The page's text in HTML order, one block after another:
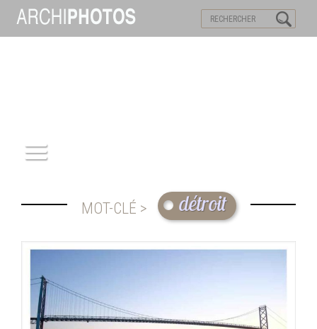
PATRIMOINE
REPORTAGE
INFOS
MOT-CLÉ > détroit